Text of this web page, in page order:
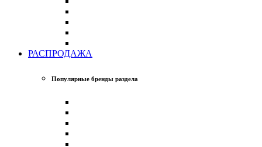
РАСПРОДАЖА
Популярные бренды раздела